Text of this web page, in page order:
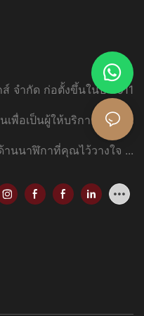
จำกัด ก่อตั้งขึ้นในปี 2011
เพื่อเป็นผู้ให้บริการโซลูชัน
านนาฬิกาที่คุณไว้วางใจ ...